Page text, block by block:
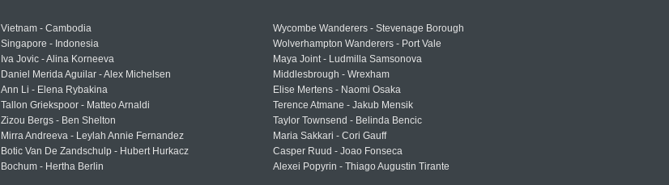
Vietnam - Cambodia
Singapore - Indonesia
Iva Jovic - Alina Korneeva
Daniel Merida Aguilar - Alex Michelsen
Ann Li - Elena Rybakina
Tallon Griekspoor - Matteo Arnaldi
Zizou Bergs - Ben Shelton
Mirra Andreeva - Leylah Annie Fernandez
Botic Van De Zandschulp - Hubert Hurkacz
Bochum - Hertha Berlin
Wycombe Wanderers - Stevenage Borough
Wolverhampton Wanderers - Port Vale
Maya Joint - Ludmilla Samsonova
Middlesbrough - Wrexham
Elise Mertens - Naomi Osaka
Terence Atmane - Jakub Mensik
Taylor Townsend - Belinda Bencic
Maria Sakkari - Cori Gauff
Casper Ruud - Joao Fonseca
Alexei Popyrin - Thiago Augustin Tirante